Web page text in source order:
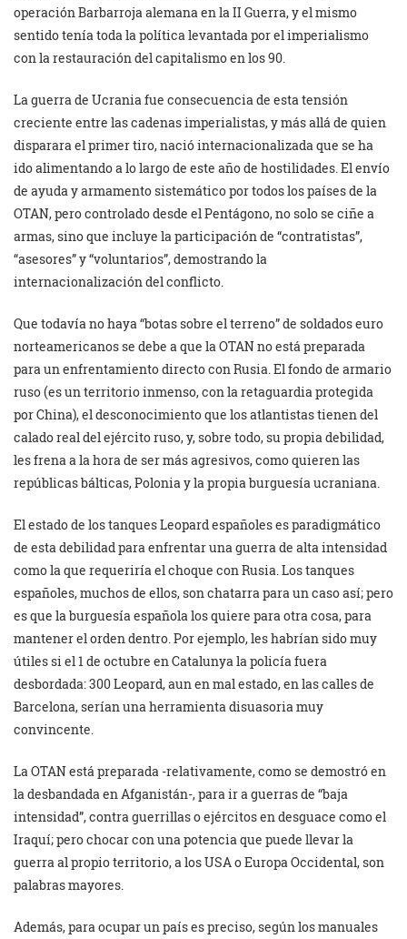
operación Barbarroja alemana en la II Guerra, y el mismo
sentido tenía toda la política levantada por el imperialismo
con la restauración del capitalismo en los 90.
La guerra de Ucrania fue consecuencia de esta tensión
creciente entre las cadenas imperialistas, y más allá de quien
disparara el primer tiro, nació internacionalizada que se ha
ido alimentando a lo largo de este año de hostilidades. El envío
de ayuda y armamento sistemático por todos los países de la
OTAN, pero controlado desde el Pentágono, no solo se ciñe a
armas, sino que incluye la participación de “contratistas”,
“asesores” y “voluntarios”, demostrando la
internacionalización del conflicto.
Que todavía no haya “botas sobre el terreno” de soldados euro
norteamericanos se debe a que la OTAN no está preparada
para un enfrentamiento directo con Rusia. El fondo de armario
ruso (es un territorio inmenso, con la retaguardia protegida
por China), el desconocimiento que los atlantistas tienen del
calado real del ejército ruso, y, sobre todo, su propia debilidad,
les frena a la hora de ser más agresivos, como quieren las
repúblicas bálticas, Polonia y la propia burguesía ucraniana.
El estado de los tanques Leopard españoles es paradigmático
de esta debilidad para enfrentar una guerra de alta intensidad
como la que requeriría el choque con Rusia. Los tanques
españoles, muchos de ellos, son chatarra para un caso así; pero
es que la burguesía española los quiere para otra cosa, para
mantener el orden dentro. Por ejemplo, les habrían sido muy
útiles si el 1 de octubre en Catalunya la policía fuera
desbordada: 300 Leopard, aun en mal estado, en las calles de
Barcelona, serían una herramienta disuasoria muy
convincente.
La OTAN está preparada -relativamente, como se demostró en
la desbandada en Afganistán-, para ir a guerras de “baja
intensidad”, contra guerrillas o ejércitos en desguace como el
Iraquí; pero chocar con una potencia que puede llevar la
guerra al propio territorio, a los USA o Europa Occidental, son
palabras mayores.
Además, para ocupar un país es preciso, según los manuales